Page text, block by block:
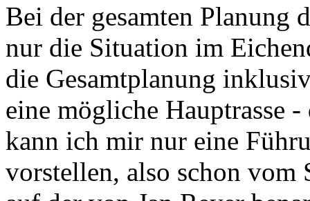
Bei der gesamten Planung
nur die Situation im
die Gesamtplanung
eine mögliche Hauptrasse
kann ich mir nur eine
vorstellen, also schon